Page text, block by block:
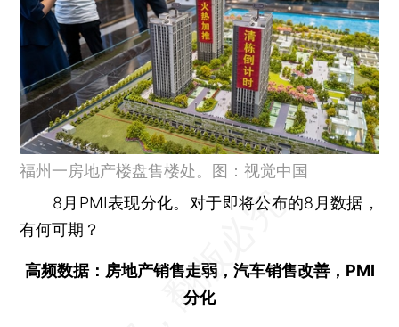
福州一房地产楼盘售楼处。图：视觉中国
8月PMI表现分化。对于即将公布的8月数据，
有何可期？
高频数据：房地产销售走弱，汽车销售改善，PMI
分化